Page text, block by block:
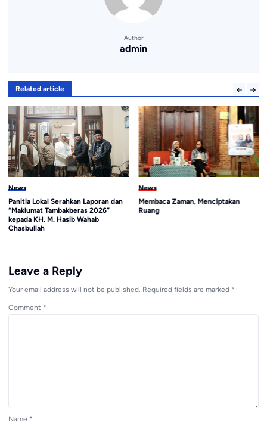
Author
admin
Related article
News
Membaca Zaman, Menciptakan
Ruang
News
Launching Program PGRI Power;
Lima Ribu Guru Jombang Siap
Leave a Reply
Your email address will not be published. Required fields are marked *
Comment *
Name *